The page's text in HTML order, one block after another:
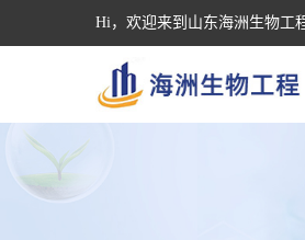
Hi，欢迎来到山东海洲生物工